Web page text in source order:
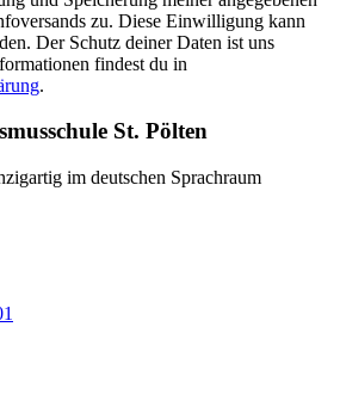
zu. Diese Einwilligung kann
Der Schutz deiner Daten ist uns
findest du in
.
St. Pölten
im deutschen Sprachraum